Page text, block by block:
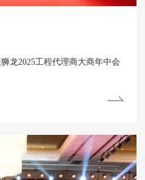
龙2025工程代理商大商年中会
